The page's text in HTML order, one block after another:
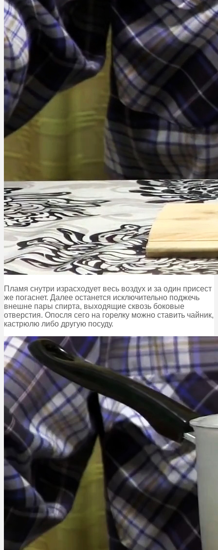
Пламя снутри израсходует весь воздух и за один присест
же погаснет. Далее останется исключительно поджечь
внешне пары спирта, выходящие сквозь боковые
отверстия. Опосля сего на горелку можно ставить чайник,
кастрюлю либо другую посуду.